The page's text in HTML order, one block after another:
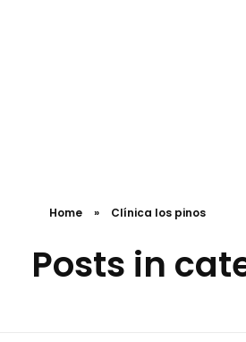
Home » Clínica los pinos
Posts in